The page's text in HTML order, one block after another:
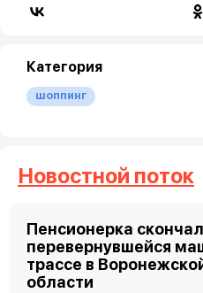
Категория
шоппинг
Новостной поток
Пенсионерка
перевернувшейся
трассе в
области